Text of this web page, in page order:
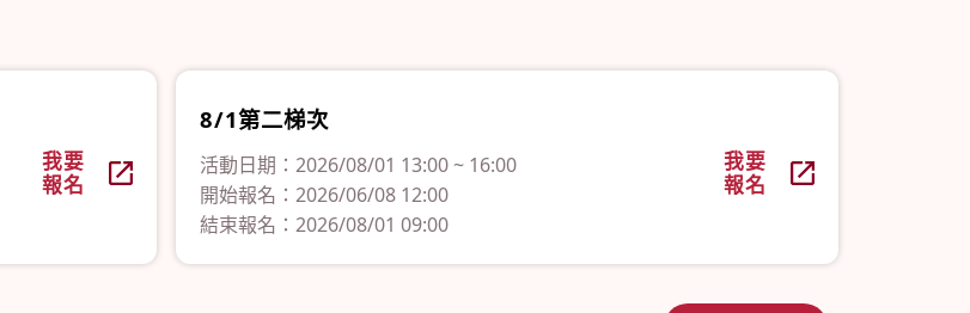
我要
報名
8/1第二梯次
活動日期：2026/08/01 13:00 ~ 16:00
開始報名：2026/06/08 12:00
結束報名：2026/08/01 09:00
我要
報名